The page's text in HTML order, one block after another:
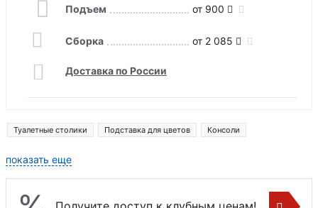
Подъем от 900
Сборка от 2 085
Доставка по России
Туалетные столики Подставка для цветов Консоли
показать еще